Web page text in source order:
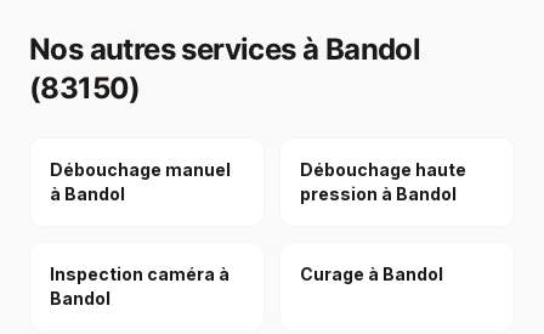
Nos autres services à Bandol
(83150)
Débouchage manuel
à Bandol
Débouchage haute
pression à Bandol
Inspection caméra à
Bandol
Curage à Bandol